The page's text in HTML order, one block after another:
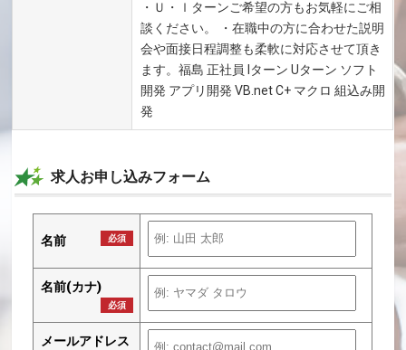
・Ｕ・ｌターンご希望の方もお気軽にご相
談ください。 ・在職中の方に合わせた説明
会や面接日程調整も柔軟に対応させて頂き
ます。福島 正社員 Iターン Uターン ソフト
開発 アプリ開発 VB.net C+ マクロ 組込み開
発
求人お申し込みフォーム
名前 必須
名前(カナ)
必須
メールアドレス